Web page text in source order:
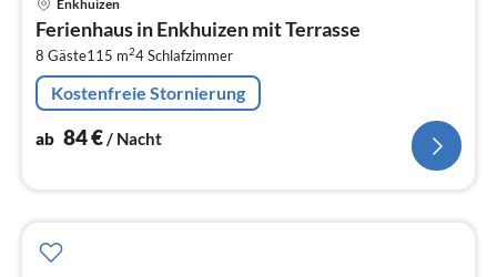
Enkhuizen
Ferienhaus in Enkhuizen mit Terrasse
8 Gäste115 m24Schlafzimmer
Kostenfreie Stornierung
ab 84€/ Nacht